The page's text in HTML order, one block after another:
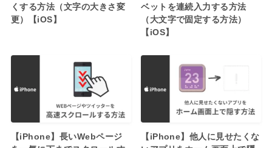
くする方法（文字の大きさ変
更）【iOS】
ベットを連続入力する方法
（大文字で固定する方法）
【iOS】
【iPhone】長いWebページ
【iPhone】他人に見せたくな